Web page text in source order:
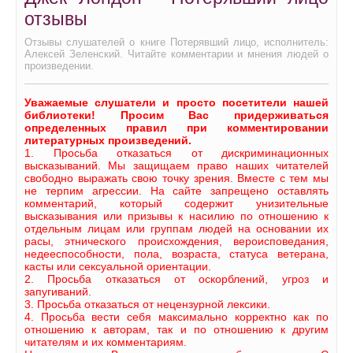
отзывы
Отзывы слушателей о книге Потерявший лицо, исполнитель:
Алексей Зеленский. Читайте комментарии и мнения людей о
произведении.
Уважаемые слушатели и просто посетители нашей
библиотеки! Просим Вас придерживаться
определенных правил при комментировании
литературных произведений.
1. Просьба отказаться от дискриминационных
высказываний. Мы защищаем право наших читателей
свободно выражать свою точку зрения. Вместе с тем мы
не терпим агрессии. На сайте запрещено оставлять
комментарий, который содержит унизительные
высказывания или призывы к насилию по отношению к
отдельным лицам или группам людей на основании их
расы, этнического происхождения, вероисповедания,
недееспособности, пола, возраста, статуса ветерана,
касты или сексуальной ориентации.
2. Просьба отказаться от оскорблений, угроз и
запугиваний.
3. Просьба отказаться от нецензурной лексики.
4. Просьба вести себя максимально корректно как по
отношению к авторам, так и по отношению к другим
читателям и их комментариям.